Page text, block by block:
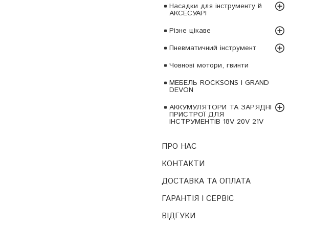
Насадки для інструменту й
АКСЕСУАРІ
Різне цікаве
Пневматичний інструмент
Човнові мотори, гвинти
МЕБЕЛЬ ROCKSONS І GRAND
DEVON
АККУМУЛЯТОРИ ТА ЗАРЯДНІ
ПРИСТРОЇ ДЛЯ
ІНСТРУМЕНТІВ 18V 20V 21V
ПРО НАС
КОНТАКТИ
ДОСТАВКА ТА ОПЛАТА
ГАРАНТІЯ І СЕРВІС
ВІДГУКИ